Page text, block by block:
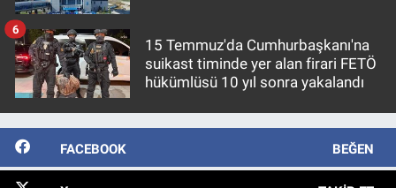
15 Temmuz'da Cumhurbaşkanı'na
suikast timinde yer alan firari FETÖ
hükümlüsü 10 yıl sonra yakalandı
6
FACEBOOK BEĞEN